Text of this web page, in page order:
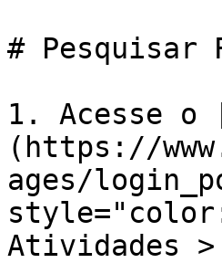
# Pesquisar
1. Acesse o
(https://
ages/
Atividades